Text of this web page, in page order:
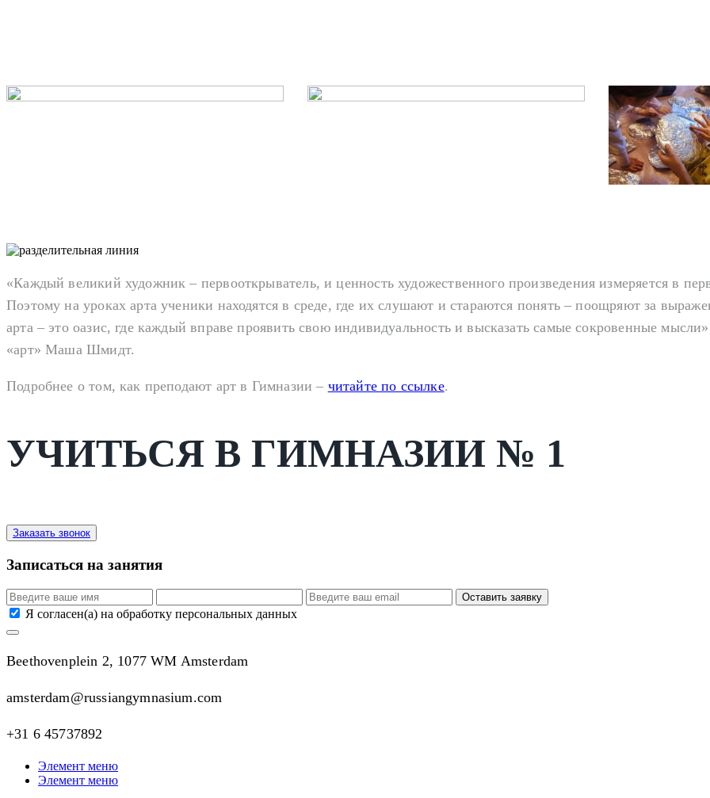
«Каждый великий художник – первооткрыватель, и ценность художественного произведения измеряется в
Поэтому на уроках арта ученики находятся в среде, где их слушают и стараются понять – поощряют за
арта – это оазис, где каждый вправе проявить свою индивидуальность и высказать самые сокровенные
«арт» Маша Шмидт.
Подробнее о том, как преподают арт в Гимназии – читайте по ссылке.
УЧИТЬСЯ В ГИМНАЗИИ № 1
Заказать звонок
Записаться на занятия
Я согласен(а) на обработку персональных данных
Beethovenplein 2, 1077 WM Amsterdam
amsterdam@russiangymnasium.com
+31 6 45737892
Элемент меню
Элемент меню